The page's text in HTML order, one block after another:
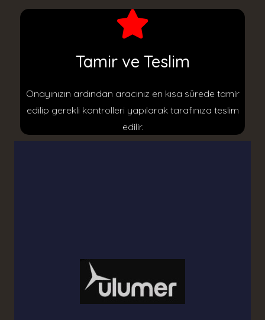
Tamir ve Teslim
Onayınızın ardından aracınız en kısa sürede tamir
edilip gerekli kontrolleri yapılarak tarafınıza teslim
edilir.